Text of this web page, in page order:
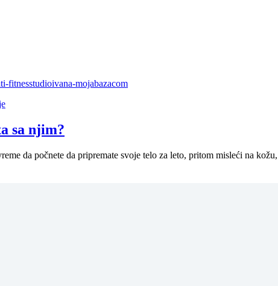
sa njim?
da počnete da pripremate svoje telo za leto, pritom misleći na